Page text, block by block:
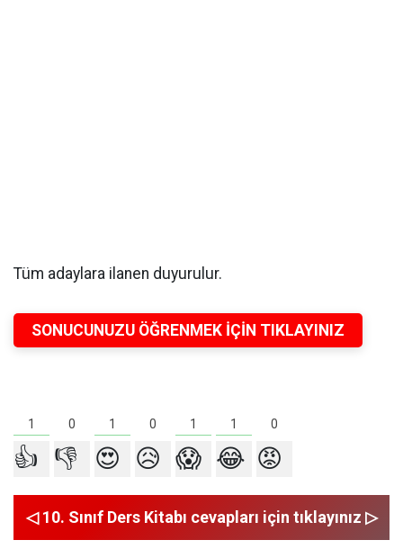
Tüm adaylara ilanen duyurulur.
SONUCUNUZU ÖĞRENMEK İÇİN TIKLAYINIZ
1 0 1 0 1 1 0
👍 👎 😍 😥 😱 😂 😡
◁ 10. Sınıf Ders Kitabı cevapları için tıklayınız ▷